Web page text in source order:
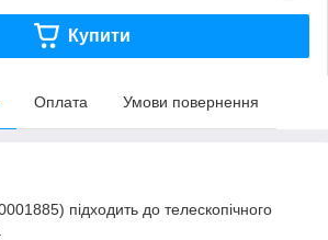
Купити
Оплата Умови повернення
підходить до телескопічного